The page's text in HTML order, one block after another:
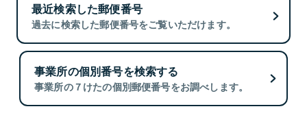
最近検索した郵便番号
過去に検索した郵便番号をご覧いただけます。
事業所の個別番号を検索する
事業所の７けたの個別郵便番号をお調べします。